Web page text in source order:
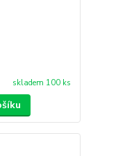
skladem 100 ks